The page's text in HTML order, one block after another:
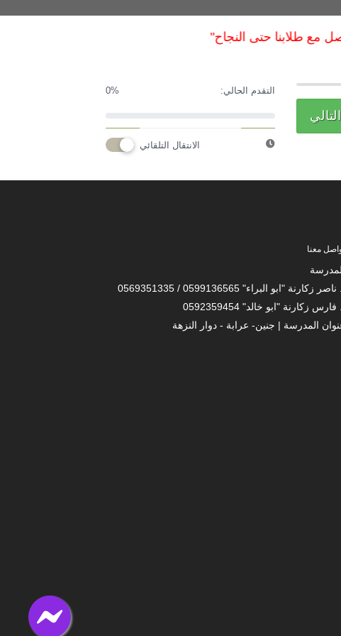
مع طلابنا حتى النجاح"
التالي
التقدم الحالي: 0%
الانتقال التلقائي
معنا
زكارنة "ابو البراء" 0599136565 / 0569351335
فارس زكارنة "ابو خالد" 0592359454
المدرسة | جنين- عرابة - دوار النزهة